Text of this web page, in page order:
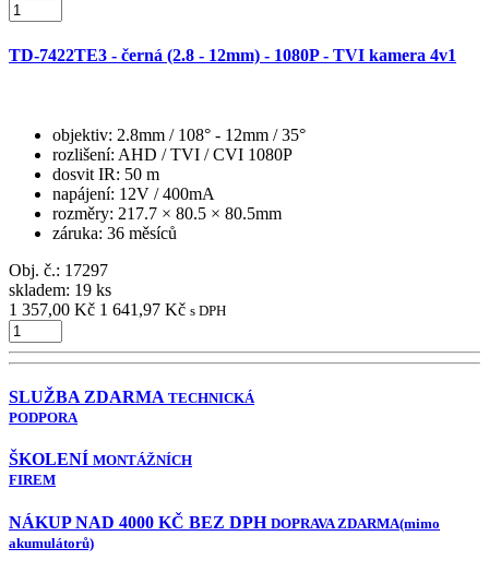
TD-7422TE3 - černá (2.8 - 12mm) - 1080P - TVI kamera 4v1
objektiv: 2.8mm / 108° - 12mm / 35°
rozlišení: AHD / TVI / CVI 1080P
dosvit IR: 50 m
napájení: 12V / 400mA
rozměry: 217.7 × 80.5 × 80.5mm
záruka: 36 měsíců
Obj. č.: 17297
skladem: 19 ks
1 357,00 Kč 1 641,97 Kč s DPH
SLUŽBA ZDARMA TECHNICKÁ
PODPORA
ŠKOLENÍ MONTÁŽNÍCH
FIREM
NÁKUP NAD 4000 KČ BEZ DPH DOPRAVA ZDARMA(mimo
akumulátorů)